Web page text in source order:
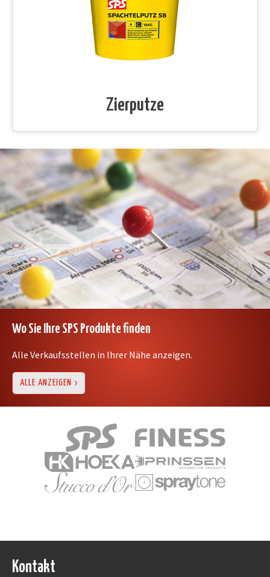
Zierputze
Wo Sie Ihre SPS Produkte finden
Alle Verkaufsstellen in Ihrer Nähe anzeigen.
ALLE ANZEIGEN
Kontakt